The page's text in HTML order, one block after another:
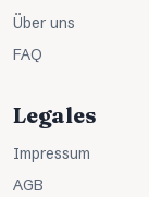
Über uns
FAQ
Legales
Impressum
AGB